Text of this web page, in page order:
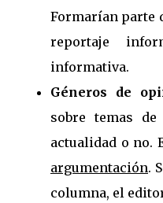
Formarían parte
reportaje
informativa.
Géneros de
sobre temas
actualidad o no.
argumentación.
columna, el